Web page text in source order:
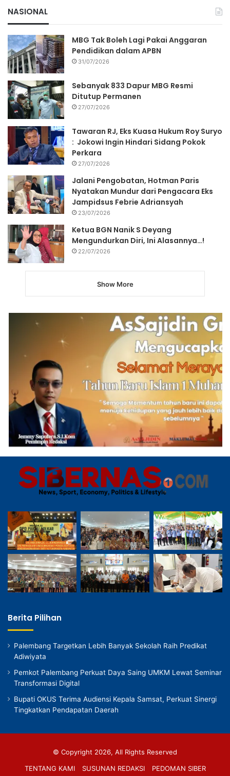
NASIONAL
MBG Tak Boleh Lagi Pakai Anggaran
Pendidikan dalam APBN
31/07/2026
Sebanyak 833 Dapur MBG Resmi
Ditutup Permanen
27/07/2026
Tawaran RJ, Eks Kuasa Hukum Roy Suryo
: Jokowi Ingin Hindari Sidang Pokok
Perkara
27/07/2026
Jalani Pengobatan, Hotman Paris
Nyatakan Mundur dari Pengacara Eks
Jampidsus Febrie Adriansyah
23/07/2026
Ketua BGN Nanik S Deyang
Mengundurkan Diri, Ini Alasannya…!
22/07/2026
Show More
Berita Pilihan
Palembang Targetkan Lebih Banyak Sekolah Raih Predikat
Adiwiyata
Pemkot Palembang Perkuat Daya Saing UMKM Lewat Seminar
Transformasi Digital
Bupati OKUS Terima Audiensi Kepala Samsat, Perkuat Sinergi
Tingkatkan Pendapatan Daerah
© Copyright 2026, All Rights Reserved
TENTANG KAMI
SUSUNAN REDAKSI PEDOMAN SIBER